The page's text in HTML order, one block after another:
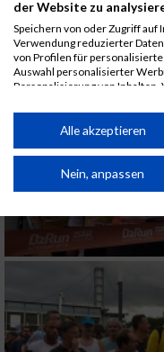
ALBUM B2RUN
der Website zu
Speichern von oder Zugriff auf
Verwendung reduzierter
von Profilen für
Auswahl personalisierter
Personalisierung von Inhalten.
Performance von Inhalten.
Kombinationen von Daten
von Inhalten.
Daten können außerhalb der
Website/App.
Partnerliste anzeigen (1
Wir nutzen Ihre Daten für
IAB-Verarbeitungszwecke:
Speichern von oder
Alle akzeptieren
Nein, anpassen